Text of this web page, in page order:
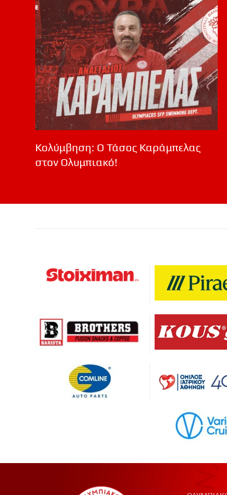
Κολύμβηση: Ο Τάσος Καράμπελας
στον Ολυμπιακό!